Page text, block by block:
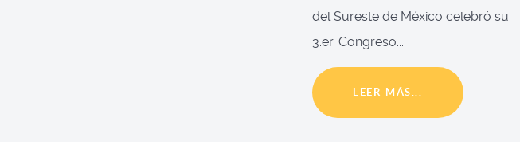
del Sureste de México celebró su
3.er. Congreso...
LEER MÁS...